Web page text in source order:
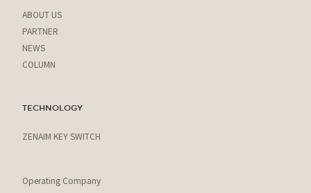
ABOUT US
PARTNER
NEWS
COLUMN
TECHNOLOGY
ZENAIM KEY SWITCH
Operating Company